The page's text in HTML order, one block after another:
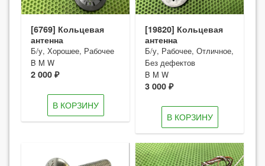
[6769] Кольцевая
антенна
Б/у, Хорошее, Рабочее
B M W
2 000 ₽
В КОРЗИНУ
[19820] Кольцевая
антенна
Б/у, Рабочее, Отличное,
Без дефектов
B M W
3 000 ₽
В КОРЗИНУ